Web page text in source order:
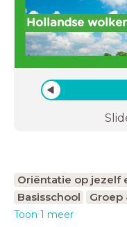
Hollandse
Oriëntatie op jezelf
Basisschool
Groep
Toon 1 meer